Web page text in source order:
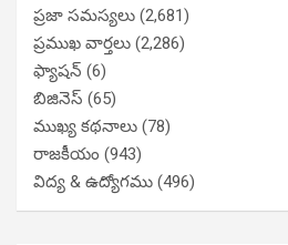
ప్రజా సమస్యలు (2,681)
ప్రముఖ వార్తలు (2,286)
ఫ్యాషన్ (6)
బిజినెస్ (65)
ముఖ్య కథనాలు (78)
రాజకీయం (943)
విద్య & ఉద్యోగము (496)